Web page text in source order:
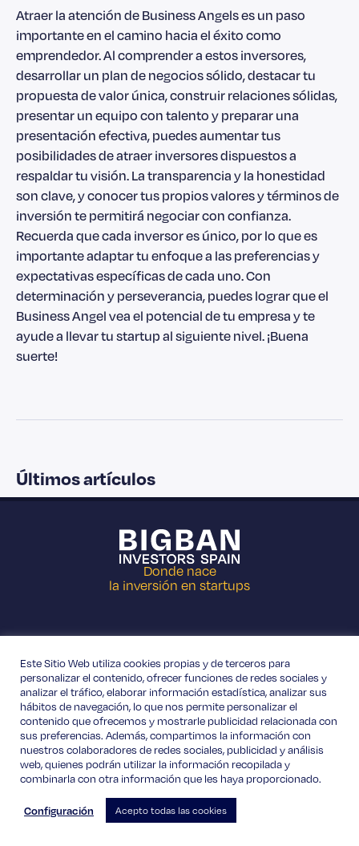
Atraer la atención de Business Angels es un paso
importante en el camino hacia el éxito como
emprendedor. Al comprender a estos inversores,
desarrollar un plan de negocios sólido, destacar tu
propuesta de valor única, construir relaciones sólidas,
presentar un equipo con talento y preparar una
presentación efectiva, puedes aumentar tus
posibilidades de atraer inversores dispuestos a
respaldar tu visión. La transparencia y la honestidad
son clave, y conocer tus propios valores y términos de
inversión te permitirá negociar con confianza.
Recuerda que cada inversor es único, por lo que es
importante adaptar tu enfoque a las preferencias y
expectativas específicas de cada uno. Con
determinación y perseverancia, puedes lograr que el
Business Angel vea el potencial de tu empresa y te
ayude a llevar tu startup al siguiente nivel. ¡Buena
suerte!
Últimos artículos
Donde nace
la inversión en startups
+34 623 001 126
Travessia s/n 15 E Base 5, 46024 Valencia, España.
© BIGBAN Política de cookies Política de privacidad
Este Sitio Web utiliza cookies propias y de terceros para
personalizar el contenido, ofrecer funciones de redes sociales y
analizar el tráfico, elaborar información estadística, analizar sus
hábitos de navegación, lo que nos permite personalizar el
contenido que ofrecemos y mostrarle publicidad relacionada con
sus preferencias. Además, compartimos la información con
nuestros colaboradores de redes sociales, publicidad y análisis
web, quienes podrán utilizar la información recopilada y
combinarla con otra información que les haya proporcionado.
Configuración Acepto todas las cookies